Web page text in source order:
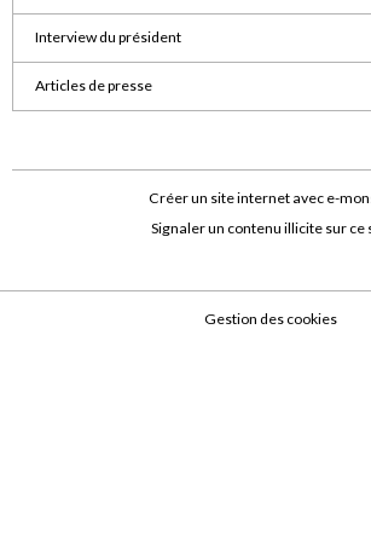
Interview du président
Articles de presse
Créer un site internet avec e-
Signaler un contenu illicite sur ce
Gestion des cookies